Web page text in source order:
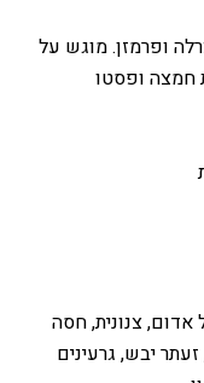
ופרמזן. מוגש על
חמצה ופסטו
אדום, צנונית, חסה
יבש, גרעינים